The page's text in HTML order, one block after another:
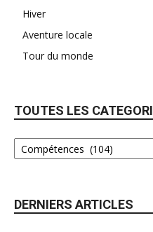
Hiver
Aventure locale
Tour du monde
TOUTES LES
DERNIERS ARTICLES